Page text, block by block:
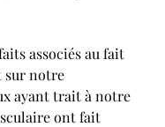
associés au fait
sur notre
ayant trait à notre
ont fait